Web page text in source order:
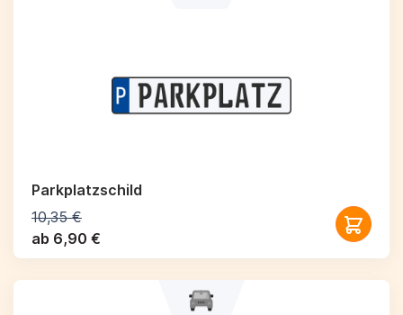
Parkplatzschild
10,35 €
ab 6,90 €